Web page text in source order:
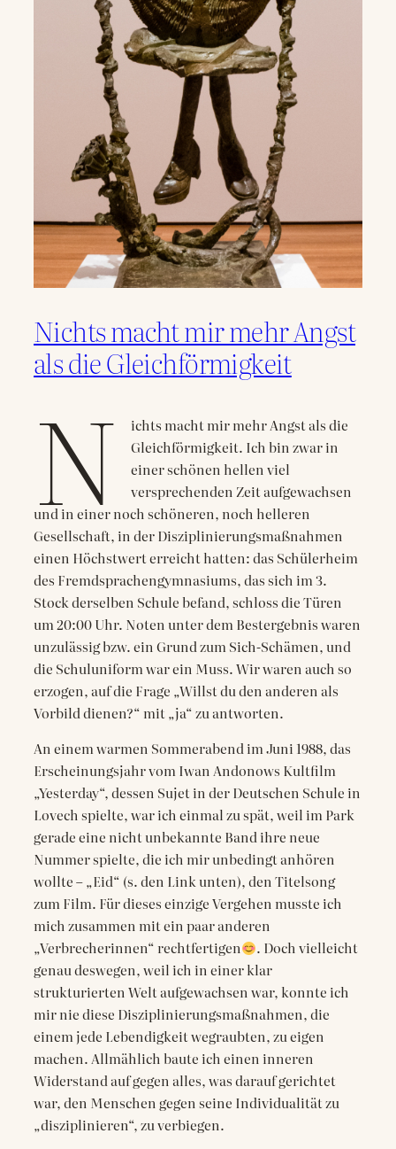
Nichts macht mir mehr Angst
als die Gleichförmigkeit
N
ichts macht mir mehr Angst als die
Gleichförmigkeit. Ich bin zwar in
einer schönen hellen viel
versprechenden Zeit aufgewachsen
und in einer noch schöneren, noch helleren
Gesellschaft, in der Disziplinierungsmaßnahmen
einen Höchstwert erreicht hatten: das Schülerheim
des Fremdsprachengymnasiums, das sich im 3.
Stock derselben Schule befand, schloss die Türen
um 20:00 Uhr. Noten unter dem Bestergebnis waren
unzulässig bzw. ein Grund zum Sich-Schämen, und
die Schuluniform war ein Muss. Wir waren auch so
erzogen, auf die Frage „Willst du den anderen als
Vorbild dienen?“ mit „ja“ zu antworten.
An einem warmen Sommerabend im Juni 1988, das
Erscheinungsjahr vom Iwan Andonows Kultfilm
„Yesterday“, dessen Sujet in der Deutschen Schule in
Lovech spielte, war ich einmal zu spät, weil im Park
gerade eine nicht unbekannte Band ihre neue
Nummer spielte, die ich mir unbedingt anhören
wollte – „Eid“ (s. den Link unten), den Titelsong
zum Film. Für dieses einzige Vergehen musste ich
mich zusammen mit ein paar anderen
„Verbrecherinnen“ rechtfertigen
. Doch vielleicht
genau deswegen, weil ich in einer klar
strukturierten Welt aufgewachsen war, konnte ich
mir nie diese Disziplinierungsmaßnahmen, die
einem jede Lebendigkeit wegraubten, zu eigen
machen. Allmählich baute ich einen inneren
Widerstand auf gegen alles, was darauf gerichtet
war, den Menschen gegen seine Individualität zu
„disziplinieren“, zu verbiegen.